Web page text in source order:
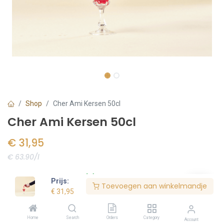
Prijs:
€ 31,95
Toevoegen aan winkelmandje
Home Search Orders Category Account
Shop Cher Ami Kersen 50cl
Cher Ami Kersen 50cl
€ 31,95
€ 63.90/l
Voorraad:5stuk(s)
Bestel nu